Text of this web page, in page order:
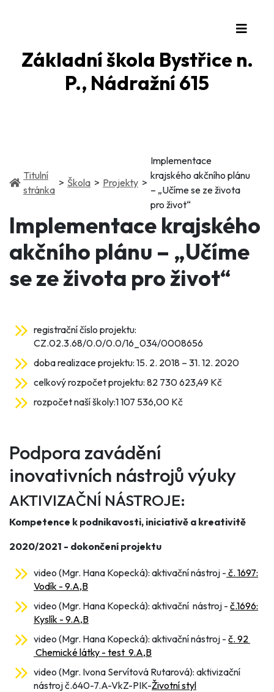
Základní škola Bystřice n.
P., Nádražní 615
Titulní
stránka(current)
Škola(current)
Projekty(current)
Implementace
krajského akčního plánu
– „Učíme se ze života
pro život“
Implementace krajského
akčního plánu – „Učíme
se ze života pro život“
registrační číslo projektu:
CZ.02.3.68/0.0/0.0/16_034/0008656
doba realizace projektu: 15. 2. 2018 – 31. 12. 2020
celkový rozpočet projektu: 82 730 623,49 Kč
rozpočet naší školy:1 107 536,00 Kč
Podpora zavádění
inovativních nástrojů výuky
AKTIVIZAČNÍ NÁSTROJE:
Kompetence k podnikavosti, iniciativě a kreativitě
2020/2021 - dokončení projektu
video (Mgr. Hana Kopecká): aktivační nástroj - č. 1697:
Vodík - 9.A,B
video (Mgr. Hana Kopecká): aktivační nástroj - č.1696:
Kyslík - 9.A,B
video (Mgr. Hana Kopecká): aktivační nástroj - č. 92
Chemické látky - test 9.A,B
video (Mgr. Ivona Servítová Rutarová): aktivizační
nástroj č.640-7.A-VkZ-PIK-Životní styl